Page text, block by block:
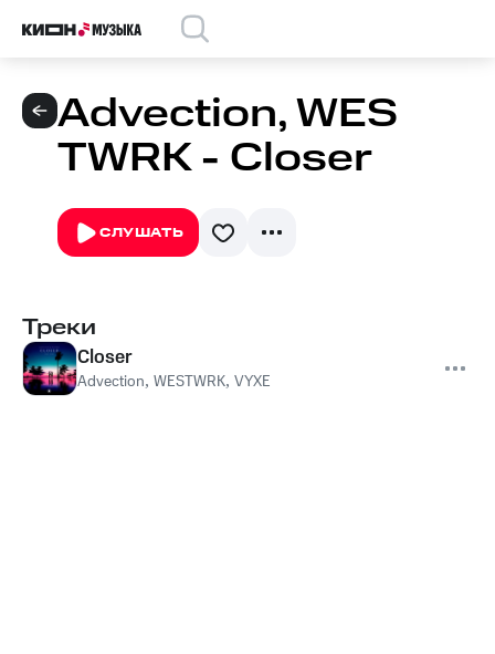
Advection, WES
TWRK - Closer
СЛУШАТЬ
Треки
Closer
Advection, WESTWRK, VYXE